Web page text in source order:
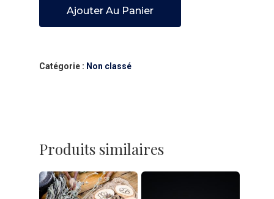
Ajouter Au Panier
Catégorie : Non classé
Produits similaires